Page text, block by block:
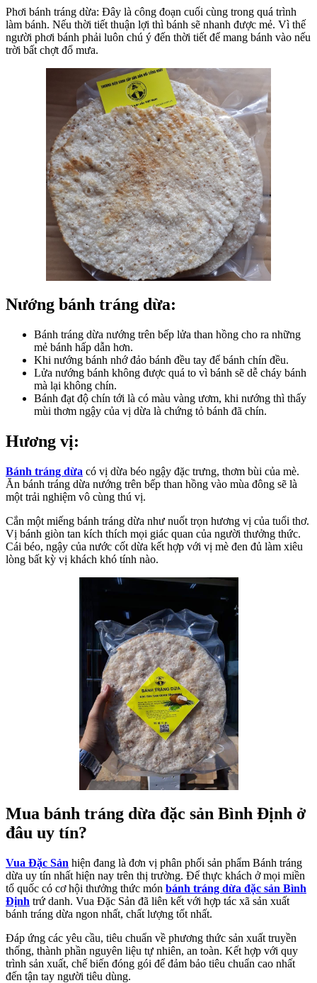
Phơi bánh tráng dừa: Đây là công đoạn cuối cùng trong quá trình
làm bánh. Nếu thời tiết thuận lợi thì bánh sẽ nhanh được mẻ. Vì thế
người phơi bánh phải luôn chú ý đến thời tiết để mang bánh vào nếu
trời bất chợt đổ mưa.
Nướng bánh tráng dừa:
Bánh tráng dừa nướng trên bếp lửa than hồng cho ra những
mẻ bánh hấp dẫn hơn.
Khi nướng bánh nhớ đảo bánh đều tay để bánh chín đều.
Lửa nướng bánh không được quá to vì bánh sẽ dễ cháy bánh
mà lại không chín.
Bánh đạt độ chín tới là có màu vàng ươm, khi nướng thì thấy
mùi thơm ngậy của vị dừa là chứng tỏ bánh đã chín.
Hương vị:
Bánh tráng dừa có vị dừa béo ngậy đặc trưng, thơm bùi của mè.
Ăn bánh tráng dừa nướng trên bếp than hồng vào mùa đông sẽ là
một trải nghiệm vô cùng thú vị.
Cắn một miếng bánh tráng dừa như nuốt trọn hương vị của tuổi thơ.
Vị bánh giòn tan kích thích mọi giác quan của người thưởng thức.
Cái béo, ngậy của nước cốt dừa kết hợp với vị mè đen đủ làm xiêu
lòng bất kỳ vị khách khó tính nào.
Mua bánh tráng dừa đặc sản Bình Định ở
đâu uy tín?
Vua Đặc Sản hiện đang là đơn vị phân phối sản phẩm Bánh tráng
dừa uy tín nhất hiện nay trên thị trường. Để thực khách ở mọi miền
tổ quốc có cơ hội thưởng thức món bánh tráng dừa đặc sản Bình
Định trứ danh. Vua Đặc Sản đã liên kết với hợp tác xã sản xuất
bánh tráng dừa ngon nhất, chất lượng tốt nhất.
Đáp ứng các yêu cầu, tiêu chuẩn về phương thức sản xuất truyền
thống, thành phần nguyên liệu tự nhiên, an toàn. Kết hợp với quy
trình sản xuất, chế biến đóng gói để đảm bảo tiêu chuẩn cao nhất
đến tận tay người tiêu dùng.